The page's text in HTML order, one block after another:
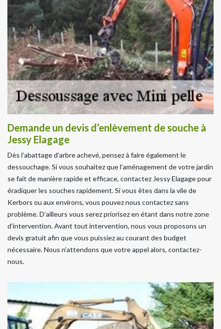
Demande un devis d’enlèvement de souche à
Jessy Elagage
Dès l’abattage d’arbre achevé, pensez à faire également le
dessouchage. Si vous souhaitez que l’aménagement de votre jardin
se fait de manière rapide et efficace, contactez Jessy Elagage pour
éradiquer les souches rapidement. Si vous êtes dans la vile de
Kerbors ou aux environs, vous pouvez nous contactez sans
problème. D’ailleurs vous serez priorisez en étant dans notre zone
d’intervention. Avant tout intervention, nous vous proposons un
devis gratuit afin que vous puissiez au courant des budget
nécessaire. Nous n’attendons que votre appel alors, contactez-
nous.